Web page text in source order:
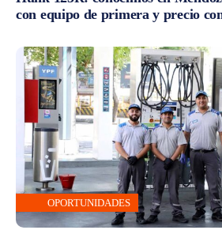
con equipo de primera y precio
OPORTUNIDADES